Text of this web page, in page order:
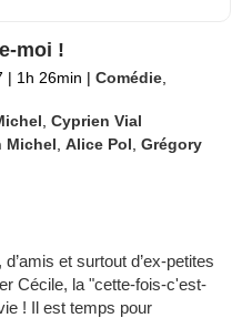
moi !
| 1h 26min | Comédie
,Cyprien Vial
Michel ,Alice Pol ,Grégory
et surtout d’ex-petites
Cécile, la "cette-fois-c'est-
! Il est temps pour